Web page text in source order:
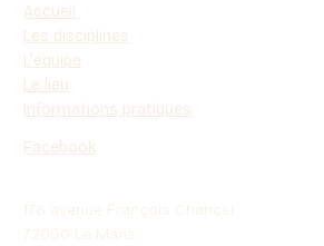
Accueil
Les disciplines
L'équipe
Le lieu
Informations pratiques
Facebook
176 avenue François Chancel
72000 Le Mans